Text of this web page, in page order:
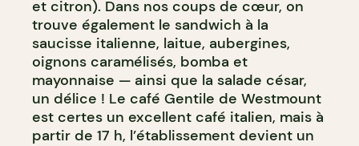
et citron). Dans nos coups de cœur, on
trouve également le sandwich à la
saucisse italienne, laitue, aubergines,
oignons caramélisés, bomba et
mayonnaise — ainsi que la salade césar,
un délice ! Le café Gentile de Westmount
est certes un excellent café italien, mais à
partir de 17 h, l’établissement devient un